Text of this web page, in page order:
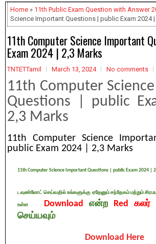
Home » 11th Public Exam Question with Answer
Science Important Questions | public Exam 2024
11th Computer Science Important
Exam 2024 | 2,3 Marks
TNTETTamil March 13, 2024 No comments
11th Computer
Questions | public
2,3 Marks
11th Computer Science
public Exam 2024 | 2,3 Marks
11th Computer Science Important Questions | public Exam 2024 |
டவுண்லோட் செய்வதில் உங்களுக்கு ஏதேனும் சந்தேகம் மற்றும்
உள்ள Download என்ற Red கலர்
செய்யவும்
Download Here